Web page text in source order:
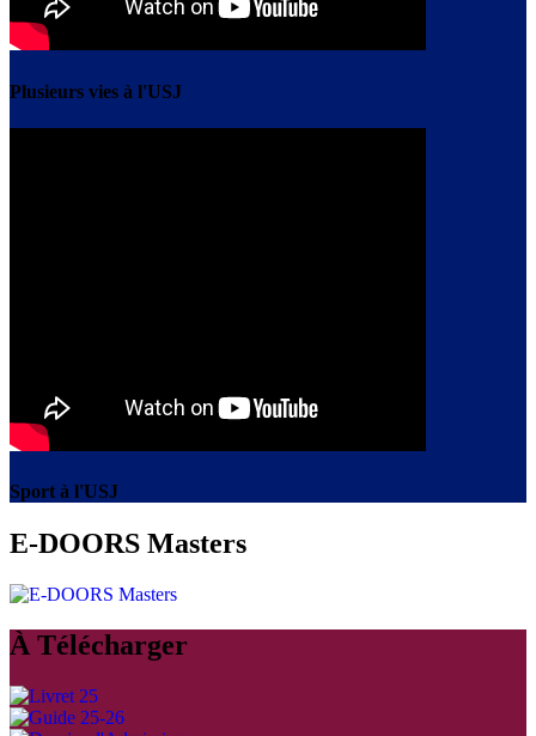
Plusieurs vies à l'USJ
Sport à l'USJ
E-DOORS Masters
À Télécharger